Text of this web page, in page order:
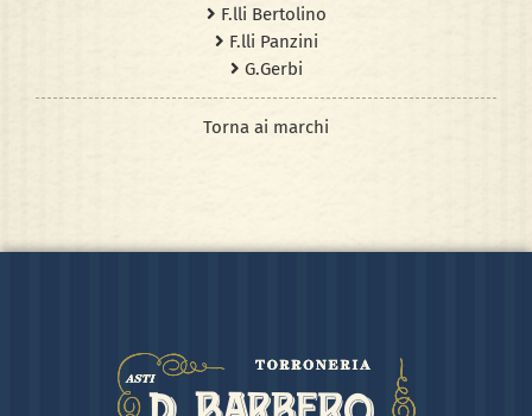
F.lli Bertolino
F.lli Panzini
G.Gerbi
Torna ai marchi